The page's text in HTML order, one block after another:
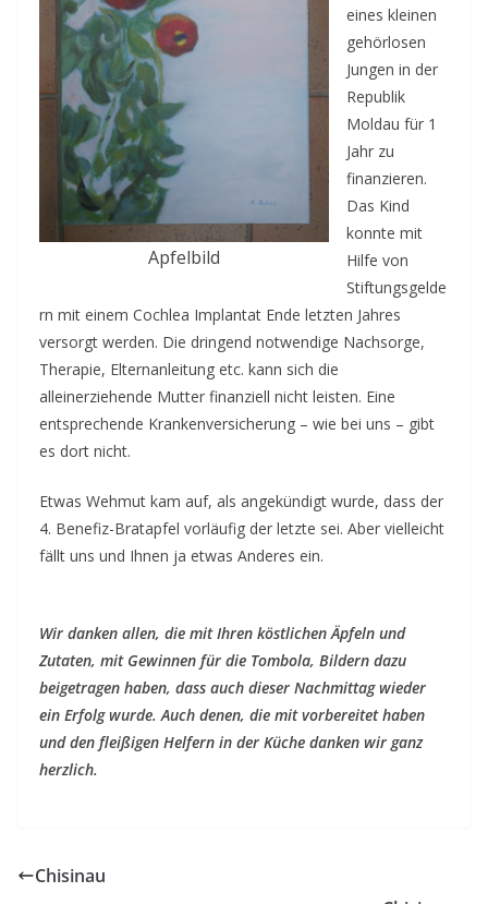
Apfelbild
eines kleinen
gehörlosen
Jungen in der
Republik
Moldau für 1
Jahr zu
finanzieren.
Das Kind
konnte mit
Hilfe von
Stiftungsgelde
rn mit einem Cochlea Implantat Ende letzten Jahres
versorgt werden. Die dringend notwendige Nachsorge,
Therapie, Elternanleitung etc. kann sich die
alleinerziehende Mutter finanziell nicht leisten. Eine
entsprechende Krankenversicherung – wie bei uns – gibt
es dort nicht.
Etwas Wehmut kam auf, als angekündigt wurde, dass der
4. Benefiz-Bratapfel vorläufig der letzte sei. Aber vielleicht
fällt uns und Ihnen ja etwas Anderes ein.
Wir danken allen, die mit Ihren köstlichen Äpfeln und
Zutaten, mit Gewinnen für die Tombola, Bildern dazu
beigetragen haben, dass auch dieser Nachmittag wieder
ein Erfolg wurde. Auch denen, die mit vorbereitet haben
und den fleißigen Helfern in der Küche danken wir ganz
herzlich.
Chisinau